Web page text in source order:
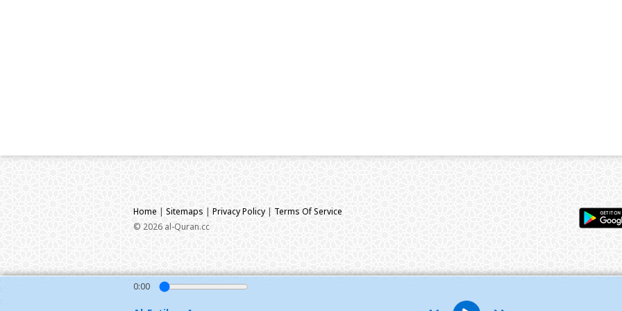
0:00
Home | Sitemaps | Privacy Policy | Terms Of Service
© 2026 al-Quran.cc